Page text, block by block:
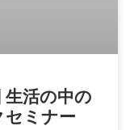
生活の中の
ミナー